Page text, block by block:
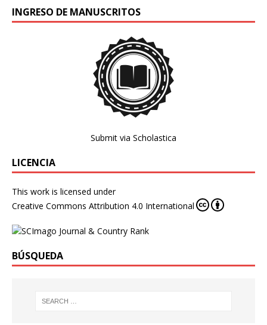
INGRESO DE MANUSCRITOS
Submit via Scholastica
LICENCIA
This work is licensed under
Creative Commons Attribution 4.0 International
BÚSQUEDA